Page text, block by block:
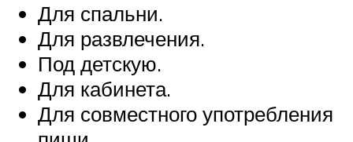
Для спальни.
Для развлечения.
Под детскую.
Для кабинета.
Для совместного употребления